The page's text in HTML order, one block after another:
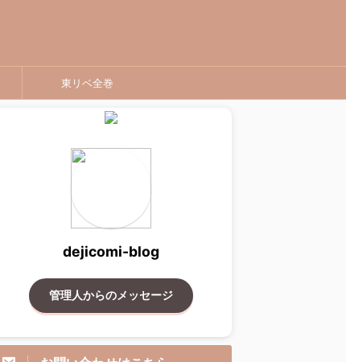
東リベ全巻
dejicomi-blog
管理人からのメッセージ